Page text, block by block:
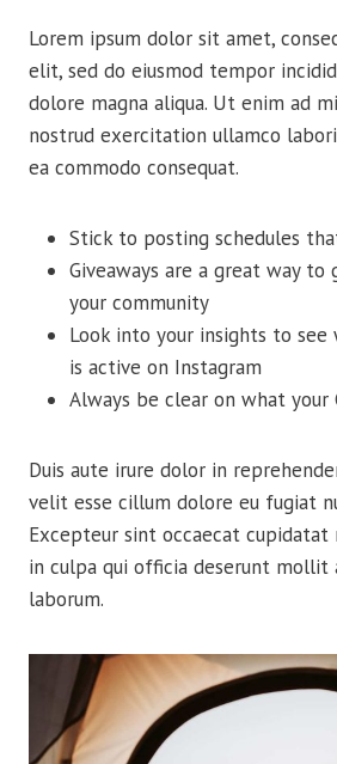
Lorem ipsum dolor sit amet,
elit, sed do eiusmod tempor
dolore magna aliqua. Ut enim ad
nostrud exercitation ullamco
ea commodo consequat.
Stick to posting schedules
Giveaways are a great way
your community
Look into your insights to see
is active on Instagram
Always be clear on what your
Duis aute irure dolor in
velit esse cillum dolore eu fugiat
Excepteur sint occaecat
in culpa qui officia deserunt mollit
laborum.